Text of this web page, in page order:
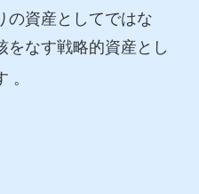
の資産としてではな
をなす戦略的資産とし
。